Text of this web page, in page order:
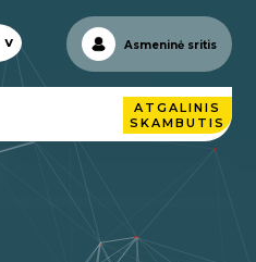
Asmeninė sritis
ATGALINIS
SKAMBUTIS